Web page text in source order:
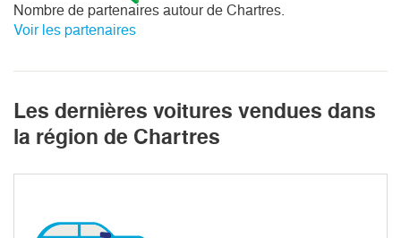
Nombre de partenaires autour de Chartres.
Voir les partenaires
Les dernières voitures vendues dans
la région de Chartres